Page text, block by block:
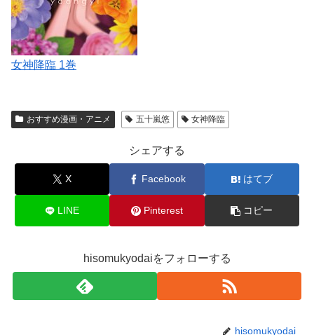
女神降臨 1巻
おすすめ漫画・アニメ 五十嵐悠 女神降臨
シェアする
X Facebook はてブ
LINE Pinterest コピー
hisomukyodaiをフォローする
hisomukyodai